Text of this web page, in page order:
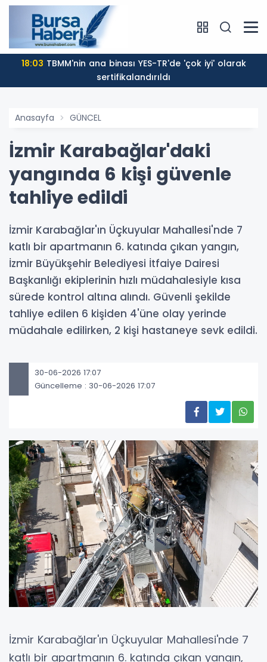
18:03
sertifikalandırıldı
Anasayfa GÜNCEL
İzmir Karabağlar'daki
yangında 6 kişi güvenle
tahliye edildi
İzmir Karabağlar'ın Üçkuyular Mahallesi'nde 7
katlı bir apartmanın 6. katında çıkan yangın,
İzmir Büyükşehir Belediyesi İtfaiye Dairesi
Başkanlığı ekiplerinin hızlı müdahalesiyle kısa
sürede kontrol altına alındı. Güvenli şekilde
tahliye edilen 6 kişiden 4'üne olay yerinde
müdahale edilirken, 2 kişi hastaneye sevk edildi.
30-06-2026 17:07
Güncelleme : 30-06-2026 17:07
İzmir Karabağlar'ın Üçkuyular Mahallesi'nde 7
katlı bir apartmanın 6. katında çıkan yangın,